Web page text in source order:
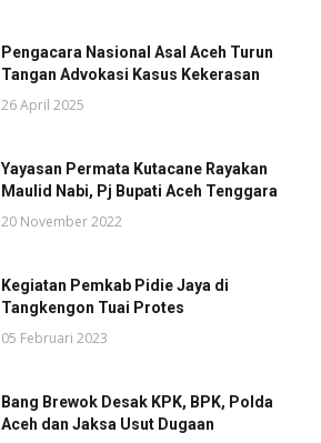
Pengacara Nasional Asal Aceh Turun
Tangan Advokasi Kasus Kekerasan
26 April 2025
Yayasan Permata Kutacane Rayakan
Maulid Nabi, Pj Bupati Aceh Tenggara
20 November 2022
Kegiatan Pemkab Pidie Jaya di
Tangkengon Tuai Protes
05 Februari 2023
Bang Brewok Desak KPK, BPK, Polda
Aceh dan Jaksa Usut Dugaan